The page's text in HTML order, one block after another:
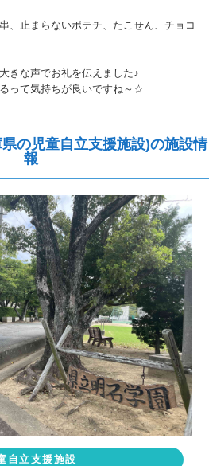
、止まらないポテチ、たこせん、チョコ
きな声でお礼を伝えました♪
って気持ちが良いですね～☆
の児童自立支援施設)の施設情
報
自立支援施設